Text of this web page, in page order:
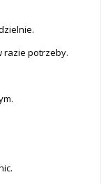
razie potrzeby.